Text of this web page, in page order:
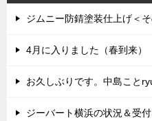
ジムニー防錆塗装仕上げ＜そ
4月に入りました（春到来）
お久しぶりです。中島こと
ジーバート横浜の状況＆受